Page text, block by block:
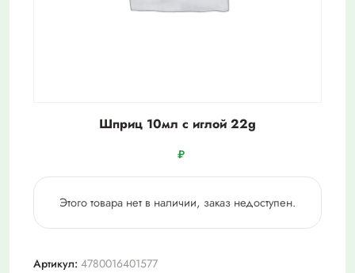
Шприц 10мл c иглой 22g
₽
Этого товара нет в наличии, заказ недоступен.
Артикул: 4780016401577